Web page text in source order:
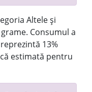
Altele și
Consumul a
13%
estimată pentru